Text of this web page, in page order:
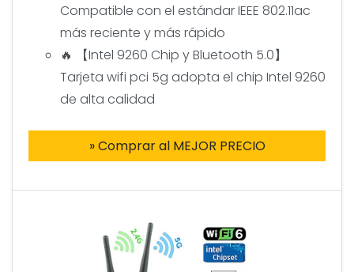
Compatible con el estándar IEEE 802.11ac
más reciente y más rápido
🔥 【Intel 9260 Chip y Bluetooth 5.0】
Tarjeta wifi pci 5g adopta el chip Intel 9260
de alta calidad
» Comprar al MEJOR PRECIO